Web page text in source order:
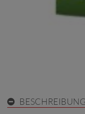
BESCHREIBUNG